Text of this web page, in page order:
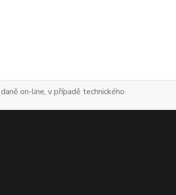
on-line, v případě technického